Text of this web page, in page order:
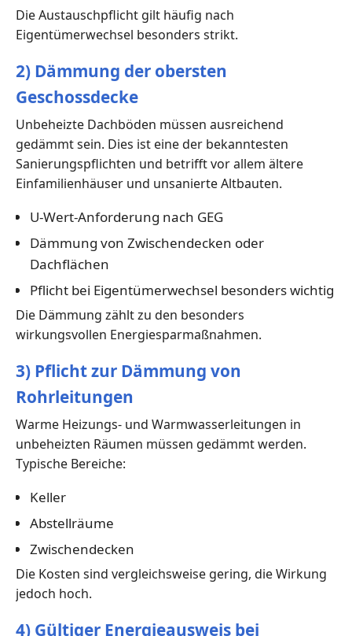
Die Austauschpflicht gilt häufig nach
Eigentümerwechsel besonders strikt.
2) Dämmung der obersten
Geschossdecke
Unbeheizte Dachböden müssen ausreichend
gedämmt sein. Dies ist eine der bekanntesten
Sanierungspflichten und betrifft vor allem ältere
Einfamilienhäuser und unsanierte Altbauten.
U-Wert-Anforderung nach GEG
Dämmung von Zwischendecken oder
Dachflächen
Pflicht bei Eigentümerwechsel besonders wichtig
Die Dämmung zählt zu den besonders
wirkungsvollen Energiesparmaßnahmen.
3) Pflicht zur Dämmung von
Rohrleitungen
Warme Heizungs- und Warmwasserleitungen in
unbeheizten Räumen müssen gedämmt werden.
Typische Bereiche:
Keller
Abstellräume
Zwischendecken
Die Kosten sind vergleichsweise gering, die Wirkung
jedoch hoch.
4) Gültiger Energieausweis bei